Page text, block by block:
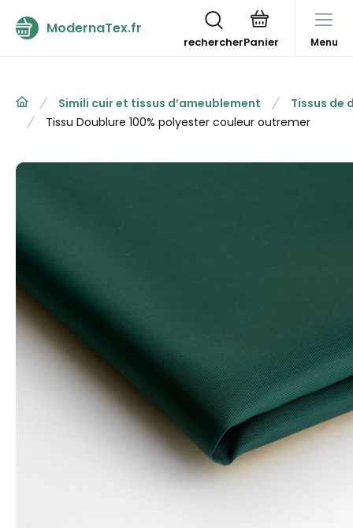
ModernaTex.fr
rechercher Menu
Simili cuir et tissus d’ameublement
Tissus de
Tissu Doublure 100% polyester couleur outremer